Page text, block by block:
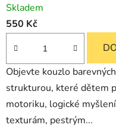
Skladem
550 Kč
Objevte kouzlo
strukturou, které dětem
motoriku, logické
texturám, pestrým...